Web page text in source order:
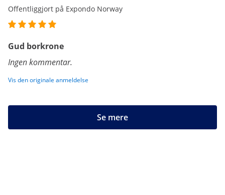
Offentliggjort på Expondo Norway
Gud borkrone
Ingen kommentar.
Vis den originale anmeldelse
Se mere